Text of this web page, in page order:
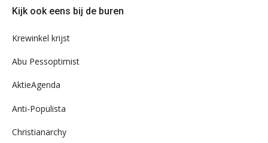
ons
Kijk ook eens bij de buren
Krewinkel krijst
Abu Pessoptimist
AktieAgenda
Anti-Populista
Christianarchy